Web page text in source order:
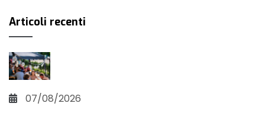
Articoli recenti
07/08/2026